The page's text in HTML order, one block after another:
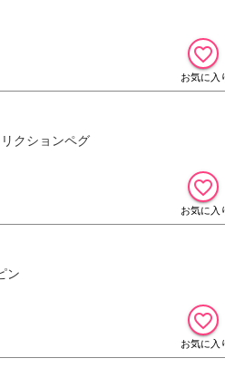
クションペグ
ン